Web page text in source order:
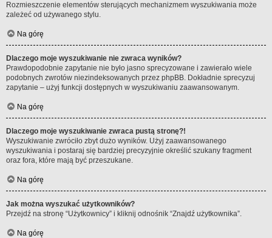
Rozmieszczenie elementów sterujących mechanizmem wyszukiwania może
zależeć od używanego stylu.
Na górę
Dlaczego moje wyszukiwanie nie zwraca wyników?
Prawdopodobnie zapytanie nie było jasno sprecyzowane i zawierało wiele
podobnych zwrotów niezindeksowanych przez phpBB. Dokładnie sprecyzuj
zapytanie – użyj funkcji dostępnych w wyszukiwaniu zaawansowanym.
Na górę
Dlaczego moje wyszukiwanie zwraca pustą stronę?!
Wyszukiwanie zwróciło zbyt dużo wyników. Użyj zaawansowanego
wyszukiwania i postaraj się bardziej precyzyjnie określić szukany fragment
oraz fora, które mają być przeszukane.
Na górę
Jak można wyszukać użytkowników?
Przejdź na stronę “Użytkownicy” i kliknij odnośnik “Znajdź użytkownika”.
Na górę